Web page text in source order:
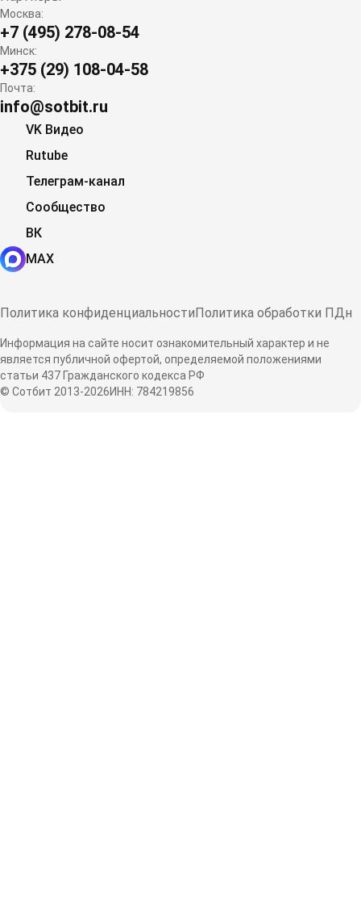
Москва:
+7 (495) 278-08-54
Минск:
+375 (29) 108-04-58
Почта:
info@sotbit.ru
VK Видео
Rutube
Телеграм-канал
Сообщество
ВК
MAX
Политика конфиденциальностиПолитика обработки ПДн
Информация на сайте носит ознакомительный характер и не
является публичной офертой, определяемой положениями
статьи 437 Гражданского кодекса РФ
© Сотбит 2013-2026ИНН: 784219856